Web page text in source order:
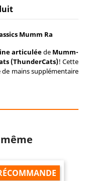
Mumm Ra
articuléede Mumm-
(ThunderCats)! Cette
de mains supplémentaire